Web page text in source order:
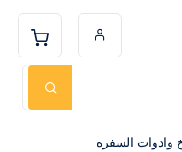
وادوات السفرة